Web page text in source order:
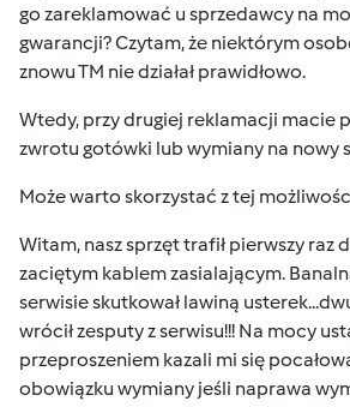
go zareklamować u sprzedawcy na
gwarancji? Czytam, że niektórym
znowu TM nie działał prawidłowo.
Wtedy, przy drugiej reklamacji macie
zwrotu gotówki lub wymiany na nowy
Może warto skorzystać z tej
Witam, nasz sprzęt trafił pierwszy raz
zaciętym kablem zasialającym.
serwisie skutkował lawiną
wrócił zesputy z serwisu!!! Na mocy
przeproszeniem kazali mi się
obowiązku wymiany jeśli naprawa